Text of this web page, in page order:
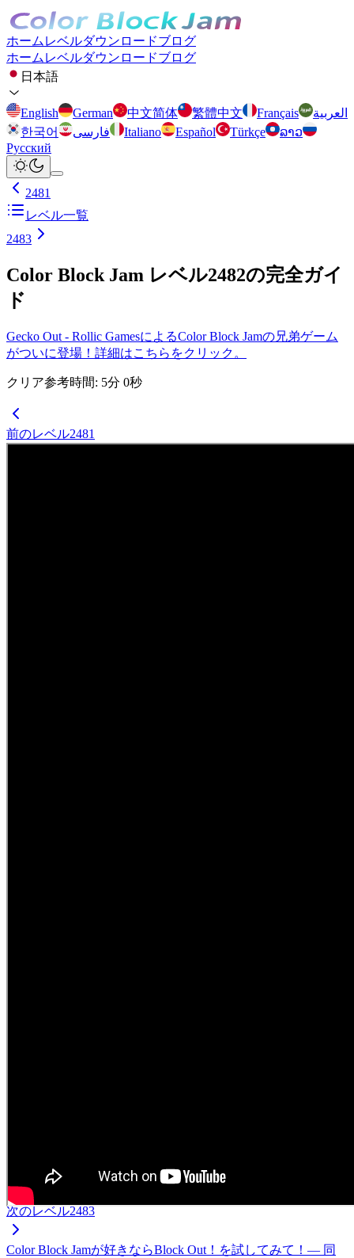
ホーム レベルダウンロードブログ
ホーム レベルダウンロードブログ
日本語
English German 中文简体 繁體中文 Français
العربية
한국어
فارسی Italiano Español Türkçe
ລາວ
Русский
2481
レベル一覧
2483
Color Block Jam レベル2482の完全ガイ
ド
Gecko Out - Rollic GamesによるColor Block Jamの兄弟ゲーム
がついに登場！詳細はこちらをクリック。
クリア参考時間: 5分 0秒
前のレベル2481
次のレベル2483
Color Block Jamが好きならBlock Out！を試してみて！— 同